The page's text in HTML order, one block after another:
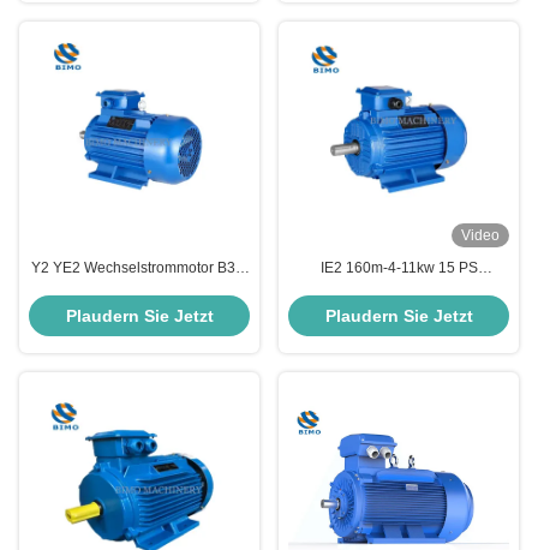
Y2 YE2 Wechselstrommotor B3 2
Asynchrone Induktionsmotor
Plaudern Sie Jetzt
Video
IE2 160m-4-11kw 15 PS
60Hz IP55 Elektromotor der
Plaudern Sie Jetzt